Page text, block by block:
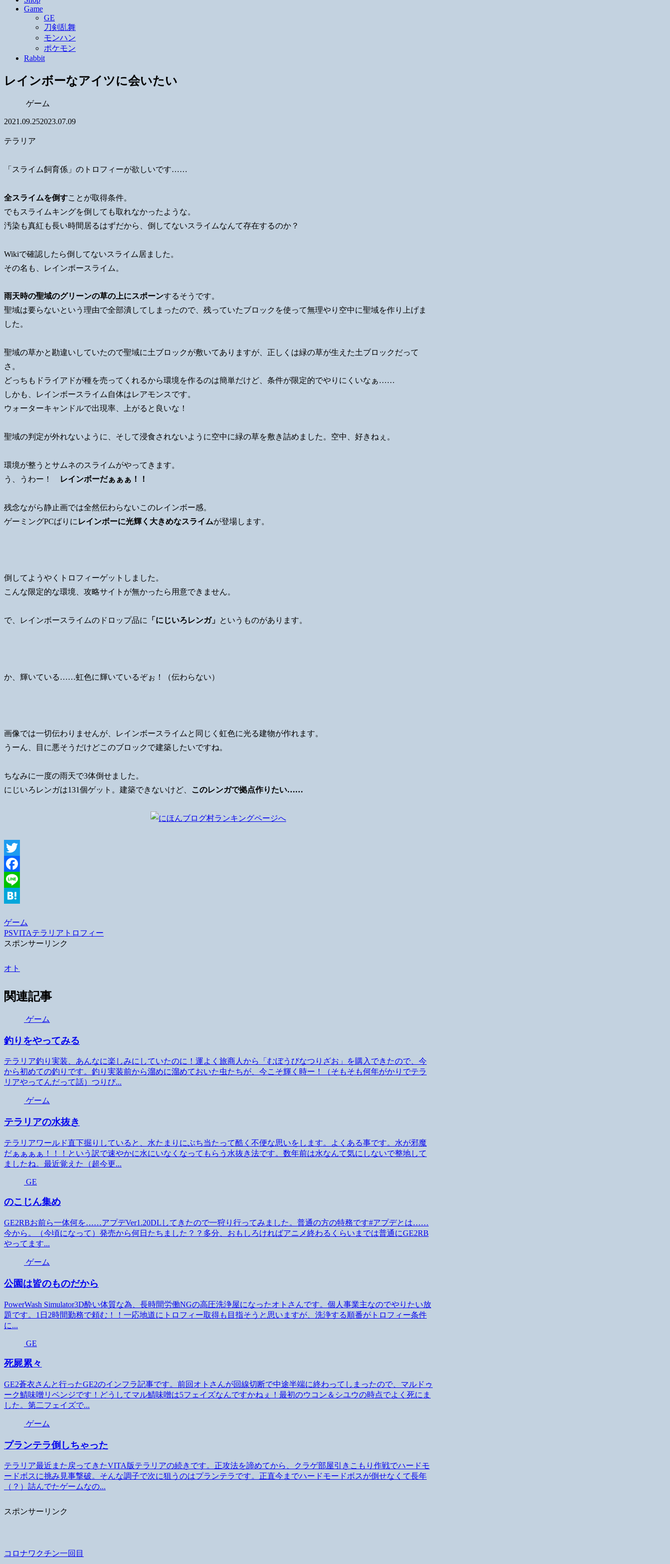
Game
GE
刀剣乱舞
モンハン
ポケモン
Rabbit
レインボーなアイツに会いたい
ゲーム
2021.09.252023.07.09
テラリア
「スライム飼育係」のトロフィーが欲しいです……
全スライムを倒すことが取得条件。
でもスライムキングを倒しても取れなかったような。
汚染も真紅も長い時間居るはずだから、倒してないスライムなんて存在するのか？
Wikiで確認したら倒してないスライム居ました。
その名も、レインボースライム。
雨天時の聖域のグリーンの草の上にスポーンするそうです。
聖域は要らないという理由で全部潰してしまったので、残っていたブロックを使って無理やり空中に聖域を作り上げま
した。
聖域の草かと勘違いしていたので聖域に土ブロックが敷いてありますが、正しくは緑の草が生えた土ブロックだって
さ。
どっちもドライアドが種を売ってくれるから環境を作るのは簡単だけど、条件が限定的でやりにくいなぁ……
しかも、レインボースライム自体はレアモンスです。
ウォーターキャンドルで出現率、上がると良いな！
聖域の判定が外れないように、そして浸食されないように空中に緑の草を敷き詰めました。空中、好きねぇ。
環境が整うとサムネのスライムがやってきます。
う、うわー！
レインボーだぁぁぁ！！
残念ながら静止画では全然伝わらないこのレインボー感。
ゲーミングPCばりに レインボーに光輝く大きめなスライムが登場します。
倒してようやくトロフィーゲットしました。
こんな限定的な環境、攻略サイトが無かったら用意できません。
で、レインボースライムのドロップ品に 「にじいろレンガ」 というものがあります。
か、輝いている……虹色に輝いているぞぉ！（伝わらない）
画像では一切伝わりませんが、レインボースライムと同じく虹色に光る建物が作れます。
うーん、目に悪そうだけどこのブロックで建築したいですね。
ちなみに一度の雨天で3体倒せました。
にじいろレンガは131個ゲット。建築できないけど、
このレンガで拠点作りたい……
Twitter
Facebook
Line
ゲーム
PSVITAテラリア トロフィー
スポンサーリンク
オト
関連記事
ゲーム
釣りをやってみる
テラリア釣り実装、あんなに楽しみにしていたのに！運よく旅商人から「むぼうびなつりざお」を購入できたので、今
から初めての釣りです。釣り実装前から溜めに溜めておいた虫たちが、今こそ輝く時ー！（そもそも何年がかりでテラ
リアやってんだって話）つりび...
ゲーム
テラリアの水抜き
テラリアワールド直下掘りしていると、水たまりにぶち当たって酷く不便な思いをします。よくある事です。水が邪魔
だぁぁぁぁ！！！という訳で速やかに水にいなくなってもらう水抜き法です。数年前は水なんて気にしないで整地して
ましたね。最近覚えた（超今更...
GE
のこじん集め
GE2RBお前ら一体何を……アプデVer1.20DLしてきたので一狩り行ってみました。普通の方の特務です#アプデとは……
今から。（今頃になって）発売から何日たちました？？多分、おもしろければアニメ終わるくらいまでは普通にGE2RB
やってます...
ゲーム
公園は皆のものだから
PowerWash Simulator3D酔い体質な為、長時間労働NGの高圧洗浄屋になったオトさんです。個人事業主なのでやりたい放
題です。1日2時間勤務で頼む！！一応地道にトロフィー取得も目指そうと思いますが、洗浄する順番がトロフィー条件
に...
GE
死屍累々
GE2蒼衣さんと行ったGE2のインフラ記事です。前回オトさんが回線切断で中途半端に終わってしまったので、マルドゥ
ーク鯖味噌リベンジです！どうしてマル鯖味噌は5フェイズなんですかねぇ！最初のウコン＆シユウの時点でよく死にま
した。第二フェイズで...
ゲーム
プランテラ倒しちゃった
テラリア最近また戻ってきたVITA版テラリアの続きです。正攻法を諦めてから、クラゲ部屋引きこもり作戦でハードモ
ードボスに挑み見事撃破。そんな調子で次に狙うのはプランテラです。正直今までハードモードボスが倒せなくて長年
（？）詰んでたゲームなの...
スポンサーリンク
コロナワクチン一回目